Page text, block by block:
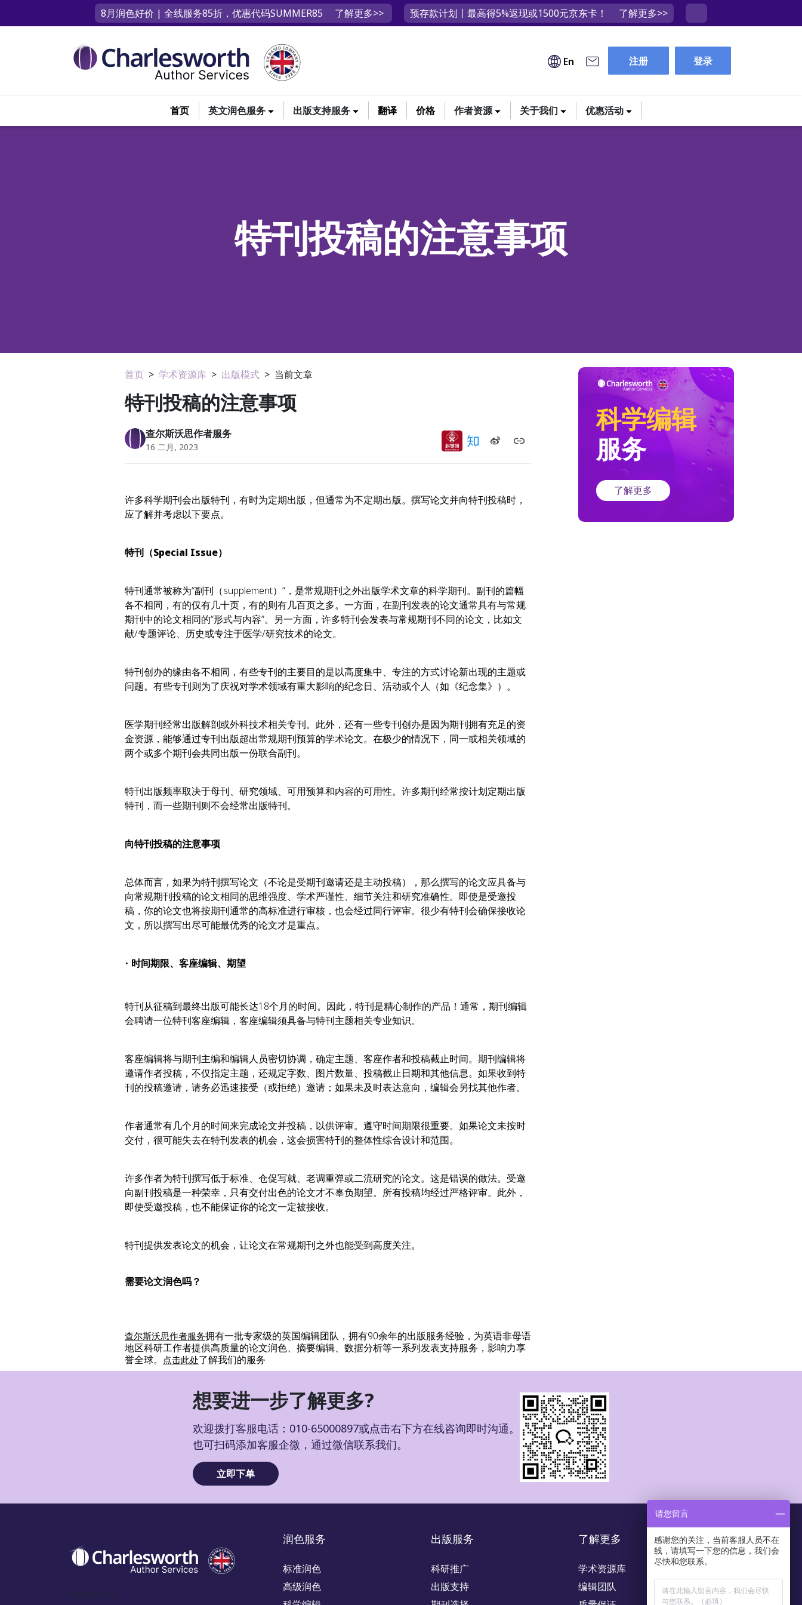
8月润色好价 | 全线服务85折，优惠代码SUMMER85 了解更多>> 预存款计划丨最高得5%返现或1500元京东卡！ 了解更多>>
En 注册 登录
首页 英文润色服务 出版支持服务 翻译 价格 作者资源 关于我们 优惠活动
特刊投稿的注意事项
首页 > 学术资源库 > 出版模式 > 当前文章
特刊投稿的注意事项
查尔斯沃思作者服务
16 二月, 2023
许多科学期刊会出版特刊，有时为定期出版，但通常为不定期出版。撰写论文并向特刊投稿时，
应了解并考虑以下要点。
特刊（Special Issue）
特刊通常被称为“副刊（supplement）”，是常规期刊之外出版学术文章的科学期刊。副刊的篇幅
各不相同，有的仅有几十页，有的则有几百页之多。一方面，在副刊发表的论文通常具有与常规
期刊中的论文相同的“形式与内容”。另一方面，许多特刊会发表与常规期刊不同的论文，比如文
献/专题评论、历史或专注于医学/研究技术的论文。
特刊创办的缘由各不相同，有些专刊的主要目的是以高度集中、专注的方式讨论新出现的主题或
问题。有些专刊则为了庆祝对学术领域有重大影响的纪念日、活动或个人（如《纪念集》）。
医学期刊经常出版解剖或外科技术相关专刊。此外，还有一些专刊创办是因为期刊拥有充足的资
金资源，能够通过专刊出版超出常规期刊预算的学术论文。在极少的情况下，同一或相关领域的
两个或多个期刊会共同出版一份联合副刊。
特刊出版频率取决于母刊、研究领域、可用预算和内容的可用性。许多期刊经常按计划定期出版
特刊，而一些期刊则不会经常出版特刊。
向特刊投稿的注意事项
总体而言，如果为特刊撰写论文（不论是受期刊邀请还是主动投稿），那么撰写的论文应具备与
向常规期刊投稿的论文相同的思维强度、学术严谨性、细节关注和研究准确性。即使是受邀投
稿，你的论文也将按期刊通常的高标准进行审核，也会经过同行评审。很少有特刊会确保接收论
文，所以撰写出尽可能最优秀的论文才是重点。
• 时间期限、客座编辑、期望
特刊从征稿到最终出版可能长达18个月的时间。因此，特刊是精心制作的产品！通常，期刊编辑
会聘请一位特刊客座编辑，客座编辑须具备与特刊主题相关专业知识。
客座编辑将与期刊主编和编辑人员密切协调，确定主题、客座作者和投稿截止时间。期刊编辑将
邀请作者投稿，不仅指定主题，还规定字数、图片数量、投稿截止日期和其他信息。如果收到特
刊的投稿邀请，请务必迅速接受（或拒绝）邀请；如果未及时表达意向，编辑会另找其他作者。
作者通常有几个月的时间来完成论文并投稿，以供评审。遵守时间期限很重要。如果论文未按时
交付，很可能失去在特刊发表的机会，这会损害特刊的整体性综合设计和范围。
许多作者为特刊撰写低于标准、仓促写就、老调重弹或二流研究的论文。这是错误的做法。受邀
向副刊投稿是一种荣幸，只有交付出色的论文才不辜负期望。所有投稿均经过严格评审。此外，
即使受邀投稿，也不能保证你的论文一定被接收。
特刊提供发表论文的机会，让论文在常规期刊之外也能受到高度关注。
需要论文润色吗？
查尔斯沃思作者服务拥有一批专家级的英国编辑团队，拥有90余年的出版服务经验，为英语非母语
地区科研工作者提供高质量的论文润色、摘要编辑、数据分析等一系列发表支持服务，影响力享
誉全球。
点击此处了解我们的服务
科学编辑
服务
了解更多
想要进一步了解更多?
欢迎拨打客服电话：010-65000897或点击右下方在线咨询即时沟通。
也可扫码添加客服企微，通过微信联系我们。
立即下单
Social Icon
润色服务
标准润色
高级润色
出版服务
科研推广
出版支持
了解更多
学术资源库
编辑团队
请您留言
感谢您的关注，当前客服人员不在
线，请填写一下您的信息，我们会
尽快和您联系。